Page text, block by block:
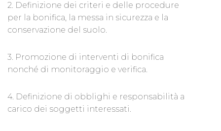
2. Definizione dei criteri e delle procedure
per la bonifica, la messa in sicurezza e la
conservazione del suolo.
3. Promozione di interventi di bonifica
nonché di monitoraggio e verifica.
4. Definizione di obblighi e responsabilità a
carico dei soggetti interessati.